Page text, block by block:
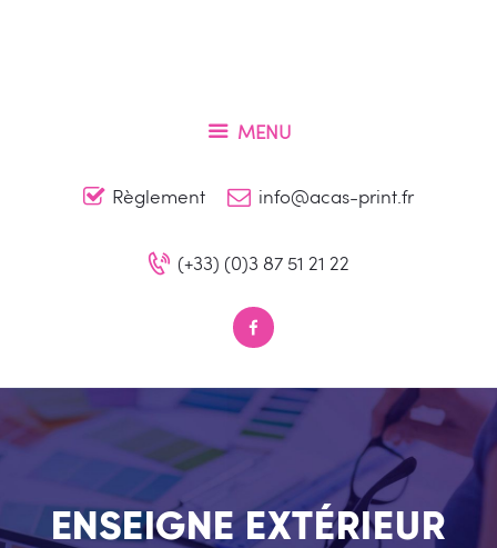
MENU
Règlement info@acas-print.fr
(+33) (0)3 87 51 21 22
ENSEIGNE EXTÉRIEUR
Conception et impression de vos supports de communication à Metz